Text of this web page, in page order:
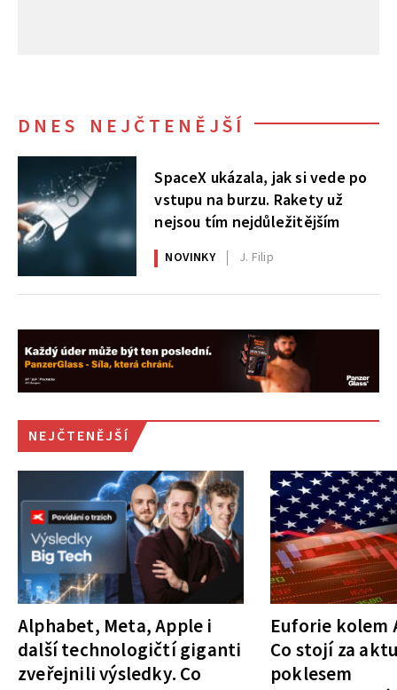
DNES NEJČTENĚJŠÍ
SpaceX ukázala, jak si vede po
vstupu na burzu. Rakety už
nejsou tím nejdůležitějším
NOVINKY J. Filip
NEJČTENĚJŠÍ
Alphabet, Meta, Apple i
další technologičtí giganti
zveřejnili výsledky. Co
Euforie kolem
Co stojí za
poklesem